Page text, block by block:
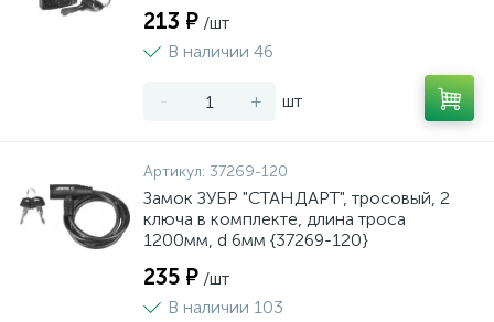
213 ₽ /шт
В наличии 46
- + шт
Артикул: 37269-120
Замок ЗУБР "СТАНДАРТ", тросовый, 2
ключа в комплекте, длина троса
1200мм, d 6мм {37269-120}
235 ₽ /шт
В наличии 103